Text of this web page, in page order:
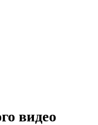
видео